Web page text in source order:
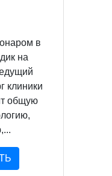
в
на
клиники
общую